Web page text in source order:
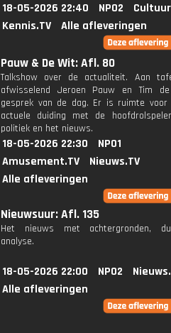
18-05-2026 22:40 NPO2
Kennis.TV
Alle afleveringen
Pauw & De Wit: Afl. 80
Talkshow over de actualiteit. Aan
afwisselend Jeroen Pauw en Tim
gesprek van de dag. Er is ruimte
actuele duiding met de
politiek en het nieuws.
18-05-2026 22:30
NPO1
Amusement.TV
Nieuws.TV
Alle afleveringen
Nieuwsuur: Afl. 135
Het nieuws met achtergronden,
analyse.
18-05-2026 22:00 NPO2
Alle afleveringen